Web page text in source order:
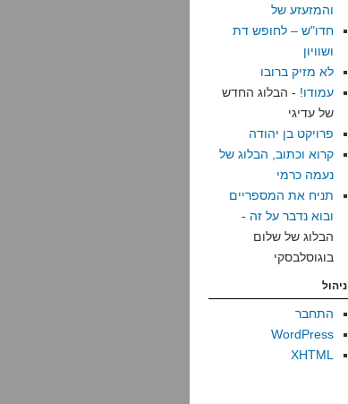
והמזעזע של
חדו"ש – לחופש דת
ושוויון
לא מזיק ברובו
עמודו! - הבלוג החדש
של עדיגי
פרויקט בן יהודה
קרוא וכתוב, הבלוג של
נעמה כרמי
תניח את המספריים
ובוא נדבר על זה -
הבלוג של שלום
בוגוסלבסקי
ניהול
התחבר
WordPress
XHTML